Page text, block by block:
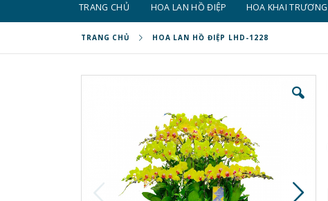
TRANG CHỦ HOA LAN HỒ ĐIỆP HOA KHAI TRƯƠNG
TRANG CHỦ HOA LAN HỒ ĐIỆP LHD-1228
hình